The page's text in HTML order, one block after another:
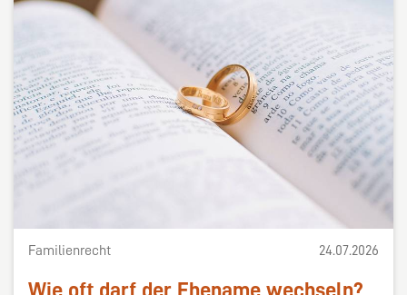
Familienrecht 24.07.2026
Wie oft darf der Ehename wechseln?